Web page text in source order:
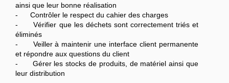
ainsi que leur bonne réalisation
- Contrôler le respect du cahier des charges
- Vérifier que les déchets sont correctement triés et
éliminés
- Veiller à maintenir une interface client permanente
et répondre aux questions du client
- Gérer les stocks de produits, de matériel ainsi que
leur distribution